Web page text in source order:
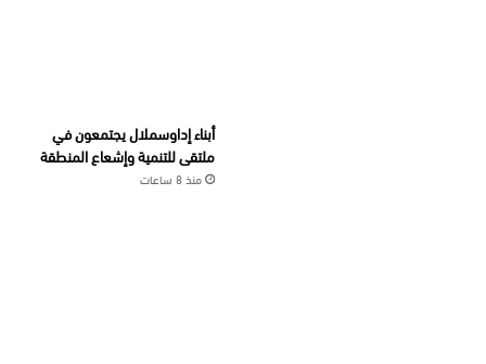
أبناء إداوسملال يجتمعون في
ملتقى للتنمية وإشعاع المنطقة
منذ 8 ساعات